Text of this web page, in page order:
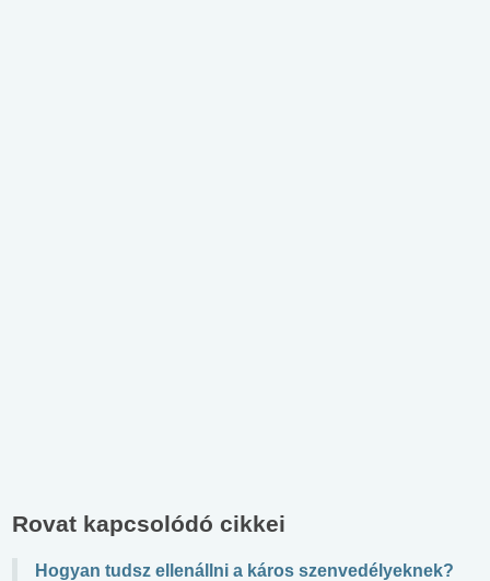
Rovat kapcsolódó cikkei
Hogyan tudsz ellenállni a káros szenvedélyeknek?